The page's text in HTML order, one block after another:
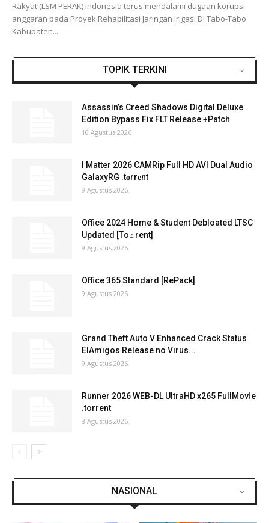
Rakyat (LSM PERAK) Indonesia terus mendalami dugaan korupsi
anggaran pada Proyek Rehabilitasi Jaringan Irigasi DI Tabo-Tabo
Kabupaten...
TOPIK TERKINI
Assassin’s Creed Shadows Digital Deluxe
Edition Bypass Fix FLT Release +Patch
10 Agustus 2026
I Matter 2026 CAMRip Full HD AVI Dual Audio
GalaxyRG .t𝐨rr𝐞nt
9 Agustus 2026
Office 2024 Home & Student Debloated LTSC
Updated [Тo𝚛rent]
9 Agustus 2026
Office 365 Standard [RePаck]
9 Agustus 2026
Grand Theft Auto V Enhanced Crack Status
ElAmigos Release no Virus...
9 Agustus 2026
Runner 2026 WEB-DL UltraHD x265 FullMov𝗂e
.torrent
8 Agustus 2026
NASIONAL